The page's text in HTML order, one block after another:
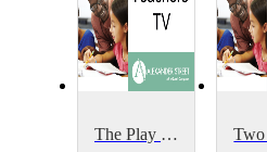
The Play Project